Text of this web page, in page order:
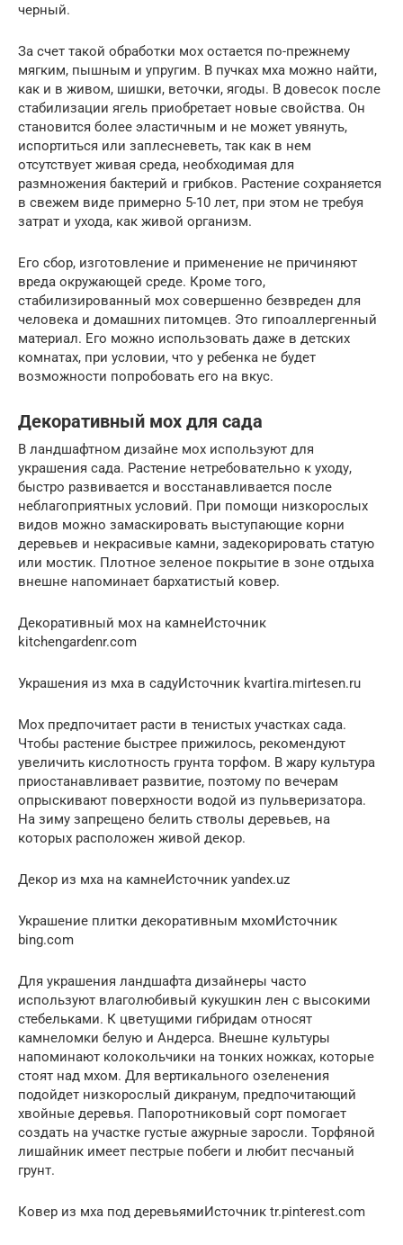
черный.
За счет такой обработки мох остается по-прежнему
мягким, пышным и упругим. В пучках мха можно найти,
как и в живом, шишки, веточки, ягоды. В довесок после
стабилизации ягель приобретает новые свойства. Он
становится более эластичным и не может увянуть,
испортиться или заплесневеть, так как в нем
отсутствует живая среда, необходимая для
размножения бактерий и грибков. Растение сохраняется
в свежем виде примерно 5-10 лет, при этом не требуя
затрат и ухода, как живой организм.
Его сбор, изготовление и применение не причиняют
вреда окружающей среде. Кроме того,
стабилизированный мох совершенно безвреден для
человека и домашних питомцев. Это гипоаллергенный
материал. Его можно использовать даже в детских
комнатах, при условии, что у ребенка не будет
возможности попробовать его на вкус.
Декоративный мох для сада
В ландшафтном дизайне мох используют для
украшения сада. Растение нетребовательно к уходу,
быстро развивается и восстанавливается после
неблагоприятных условий. При помощи низкорослых
видов можно замаскировать выступающие корни
деревьев и некрасивые камни, задекорировать статую
или мостик. Плотное зеленое покрытие в зоне отдыха
внешне напоминает бархатистый ковер.
Декоративный мох на камнеИсточник
kitchengardenr.com
Украшения из мха в садуИсточник kvartira.mirtesen.ru
Мох предпочитает расти в тенистых участках сада.
Чтобы растение быстрее прижилось, рекомендуют
увеличить кислотность грунта торфом. В жару культура
приостанавливает развитие, поэтому по вечерам
опрыскивают поверхности водой из пульверизатора.
На зиму запрещено белить стволы деревьев, на
которых расположен живой декор.
Декор из мха на камнеИсточник yandex.uz
Украшение плитки декоративным мхомИсточник
bing.com
Для украшения ландшафта дизайнеры часто
используют влаголюбивый кукушкин лен с высокими
стебельками. К цветущими гибридам относят
камнеломки белую и Андерса. Внешне культуры
напоминают колокольчики на тонких ножках, которые
стоят над мхом. Для вертикального озеленения
подойдет низкорослый дикранум, предпочитающий
хвойные деревья. Папоротниковый сорт помогает
создать на участке густые ажурные заросли. Торфяной
лишайник имеет пестрые побеги и любит песчаный
грунт.
Ковер из мха под деревьямиИсточник tr.pinterest.com